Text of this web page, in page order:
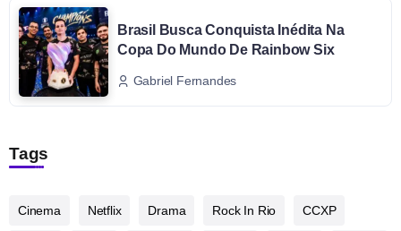
Brasil Busca Conquista Inédita Na
Copa Do Mundo De Rainbow Six
Gabriel Fernandes
Tags
Cinema Netflix Drama Rock In Rio CCXP